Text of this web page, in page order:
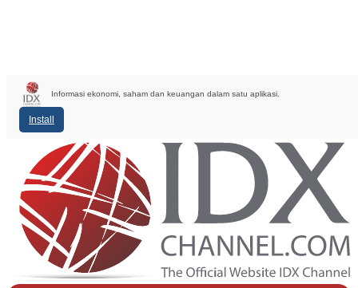
Informasi ekonomi, saham dan keuangan dalam satu aplikasi.
Install